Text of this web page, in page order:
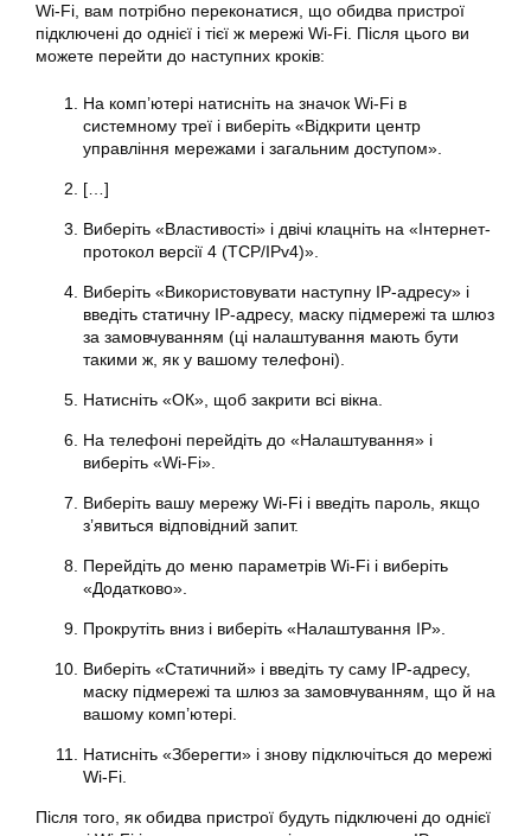
Wi-Fi, вам потрібно переконатися, що обидва пристрої
підключені до однієї і тієї ж мережі Wi-Fi. Після цього ви
можете перейти до наступних кроків:
На комп’ютері натисніть на значок Wi-Fi в
системному треї і виберіть «Відкрити центр
управління мережами і загальним доступом».
[…]
Виберіть «Властивості» і двічі клацніть на «Інтернет-
протокол версії 4 (TCP/IPv4)».
Виберіть «Використовувати наступну IP-адресу» і
введіть статичну IP-адресу, маску підмережі та шлюз
за замовчуванням (ці налаштування мають бути
такими ж, як у вашому телефоні).
Натисніть «ОК», щоб закрити всі вікна.
На телефоні перейдіть до «Налаштування» і
виберіть «Wi-Fi».
Виберіть вашу мережу Wi-Fi і введіть пароль, якщо
з’явиться відповідний запит.
Перейдіть до меню параметрів Wi-Fi і виберіть
«Додатково».
Прокрутіть вниз і виберіть «Налаштування IP».
Виберіть «Статичний» і введіть ту саму IP-адресу,
маску підмережі та шлюз за замовчуванням, що й на
вашому комп’ютері.
Натисніть «Зберегти» і знову підключіться до мережі
Wi-Fi.
Після того, як обидва пристрої будуть підключені до однієї